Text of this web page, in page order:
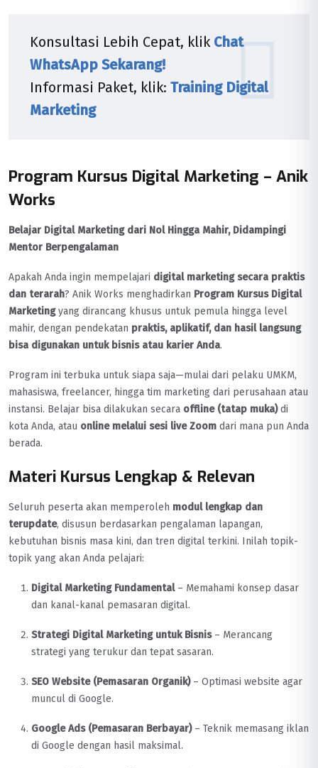
Konsultasi Lebih Cepat, klik Chat
WhatsApp Sekarang!
Informasi Paket, klik: Training Digital
Marketing
Program Kursus Digital Marketing – Anik
Works
Belajar Digital Marketing dari Nol Hingga Mahir, Didampingi
Mentor Berpengalaman
Apakah Anda ingin mempelajari digital marketing secara praktis
dan terarah? Anik Works menghadirkan Program Kursus Digital
Marketingyang dirancang khusus untuk pemula hingga level
mahir, dengan pendekatan praktis, aplikatif, dan hasil langsung
bisa digunakan untuk bisnis atau karier Anda.
Program ini terbuka untuk siapa saja—mulai dari pelaku UMKM,
mahasiswa, freelancer, hingga tim marketing dari perusahaan atau
instansi. Belajar bisa dilakukan secara offline (tatap muka)di
kota Anda, atau online melalui sesi live Zoom dari mana pun Anda
berada.
Materi Kursus Lengkap & Relevan
Seluruh peserta akan memperoleh modul lengkap dan
terupdate, disusun berdasarkan pengalaman lapangan,
kebutuhan bisnis masa kini, dan tren digital terkini. Inilah topik-
topik yang akan Anda pelajari:
Digital Marketing Fundamental– Memahami konsep dasar
dan kanal-kanal pemasaran digital.
Strategi Digital Marketing untuk Bisnis– Merancang
strategi yang terukur dan tepat sasaran.
SEO Website (Pemasaran Organik)– Optimasi website agar
muncul di Google.
Google Ads (Pemasaran Berbayar)– Teknik memasang iklan
di Google dengan hasil maksimal.